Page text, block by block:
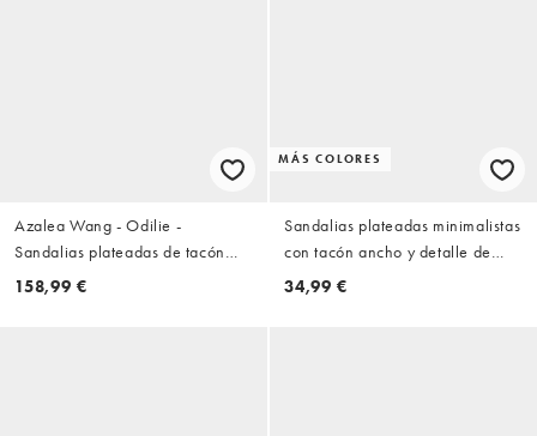
Azalea Wang - Odilie -
Sandalias plateadas de tacón
con abalorios
158,99 €
MÁS COLORES
Sandalias plateadas minimalistas
con tacón ancho y detalle de
tiras cruzadas Nightcap de
34,99 €